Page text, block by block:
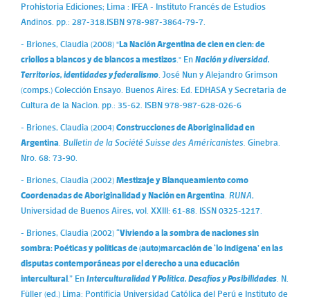
Prohistoria Ediciones; Lima : IFEA - Instituto Francés de Estudios
Andinos. pp.: 287-318.ISBN 978-987-3864-79-7.
- Briones, Claudia (2008) "La Nación Argentina de cien en cien: de
criollos a blancos y de blancos a mestizos ." En Nación y diversidad.
Territorios, identidades y federalismo . José Nun y Alejandro Grimson
(comps.) Colección Ensayo. Buenos Aires: Ed. EDHASA y Secretaria de
Cultura de la Nacion. pp.: 35-62. ISBN 978-987-628-026-6
- Briones, Claudia (2004) Construcciones de Aboriginalidad en
Argentina Bulletin de la Société Suisse des Américanistes. Ginebra.
Nro. 68: 73-90.
- Briones, Claudia (2002) Mestizaje y Blanqueamiento como
Coordenadas de Aboriginalidad y Nación en Argentina RUNA,
Universidad de Buenos Aires, vol. XXIII: 61-88. ISSN 0325-1217.
- Briones, Claudia (2002) “Viviendo a la sombra de naciones sin
sombra: Poéticas y políticas de (auto)marcación de ‘lo indígena’ en las
disputas contemporáneas por el derecho a una educación
intercultural.” En Interculturalidad Y Política. Desafíos y Posibilidades . N.
Füller (ed.) Lima: Pontificia Universidad Católica del Perú e Instituto de